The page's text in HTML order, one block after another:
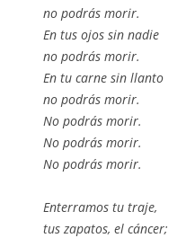
no podrás morir.
En tus ojos sin nadie
no podrás morir.
En tu carne sin llanto
no podrás morir.
No podrás morir.
No podrás morir.
No podrás morir.
Enterramos tu traje,
tus zapatos, el cáncer;